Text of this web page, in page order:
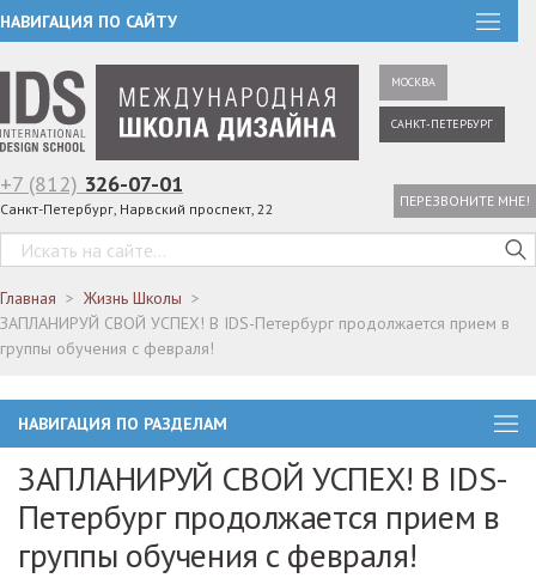
НАВИГАЦИЯ ПО САЙТУ
МОСКВА
САНКТ-ПЕТЕРБУРГ
+7 (812) 326-07-01
Санкт-Петербург, Нарвский проспект, 22 ПЕРЕЗВОНИТЕ МНЕ!
Главная
Жизнь Школы
ЗАПЛАНИРУЙ СВОЙ УСПЕХ! В IDS-Петербург продолжается прием в
группы обучения с февраля!
НАВИГАЦИЯ ПО РАЗДЕЛАМ
ЗАПЛАНИРУЙ СВОЙ УСПЕХ! В IDS-
Петербург продолжается прием в
группы обучения с февраля!